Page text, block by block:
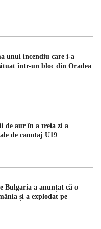
unui incendiu care i-a
într-un bloc din Oradea
de aur în a treia zi a
de canotaj U19
Bulgaria a anunțat că o
și a explodat pe